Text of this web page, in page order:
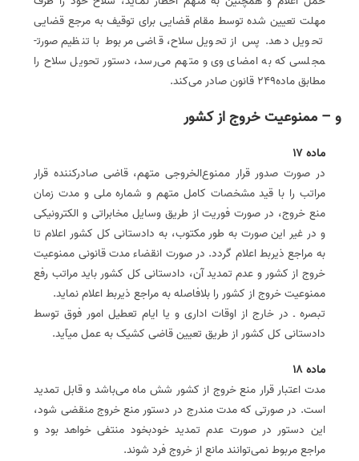
مهلت تعیین شده توسط مقام قضایی برای توقیف به مرجع قضایی
تحویل دهد. پس از تحویل سلاح، قاضی مربوط با تنظیم صورت­
مجلسی که به امضای وی و متهم می‌رسد، دستور تحویل سلاح را
مطابق ماده249 قانون صادر می‌کند.
و – ممنوعیت خروج از کشور
ماده 17
در صورت صدور قرار ممنوع‌الخروجی متهم، قاضی صادرکننده قرار
مراتب را با قید مشخصات کامل متهم و شماره ملی و مدت زمان
منع خروج، در صورت فوریت از طریق وسایل مخابراتی و الکترونیکی
و در غیر این صورت به طور مکتوب، به دادستانی کل کشور اعلام تا
به مراجع ذی­ربط اعلام گردد. در صورت انقضاء مدت قانونی ممنوعیت
خروج از کشور و عدم تمدید آن، دادستانی کل کشور باید مراتب رفع
ممنوعیت خروج از کشور را بلافاصله به مراجع ذی­ربط اعلام نماید.
تبصره ـ در خارج از اوقات اداری و یا ایام تعطیل امور فوق توسط
دادستانی کل کشور از طریق تعیین قاضی کشیک به عمل می­آید.
ماده 18
مدت اعتبار قرار منع خروج از کشور شش ماه می‌باشد و قابل تمدید
است. در صورتی که مدت مندرج در دستور منع خروج منقضی شود،
این دستور در صورت عدم تمدید خودبخود منتفی خواهد بود و
مراجع مربوط نمی‌توانند مانع از خروج فرد شوند.